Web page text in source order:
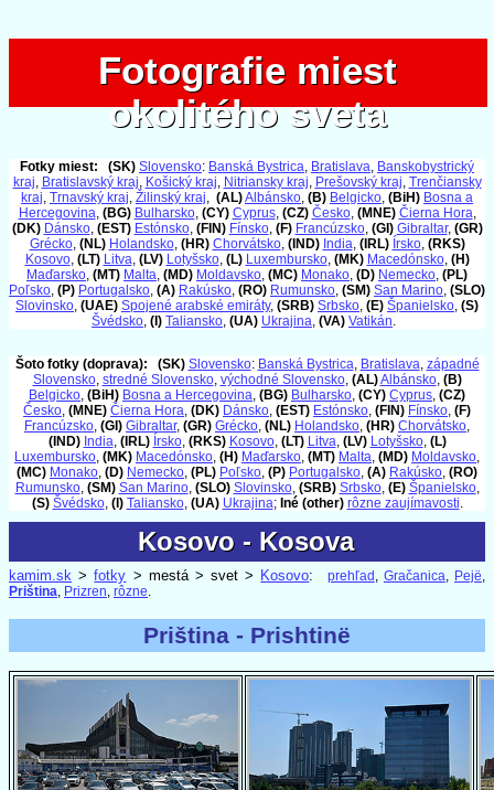
Fotografie miest
okolitého sveta
Fotografie miest
okolitého sveta
Fotky miest: (SK) Slovensko: Banská Bystrica, Bratislava, Banskobystrický
kraj, Bratislavský kraj, Košický kraj, Nitriansky kraj, Prešovský kraj, Trenčiansky
kraj, Trnavský kraj, Žilinský kraj, (AL)Albánsko, (B) Belgicko, (BiH) Bosna a
Hercegovina, (BG) Bulharsko, (CY) Cyprus, (CZ) Česko, (MNE) Čierna Hora,
(DK) Dánsko, (EST) Estónsko, (FIN) Fínsko, (F) Francúzsko, (GI) Gibraltar, (GR)
Grécko, (NL) Holandsko, (HR) Chorvátsko, (IND) India, (IRL) Írsko, (RKS)
Kosovo, (LT) Litva, (LV) Lotyšsko, (L) Luxembursko, (MK) Macedónsko, (H)
Maďarsko, (MT) Malta, (MD) Moldavsko, (MC) Monako, (D) Nemecko, (PL)
Poľsko, (P) Portugalsko, (A) Rakúsko, (RO) Rumunsko, (SM) San Marino, (SLO)
Slovinsko, (UAE) Spojené arabské emiráty, (SRB) Srbsko, (E) Španielsko, (S)
Švédsko, (I) Taliansko, (UA) Ukrajina, (VA) Vatikán.
Šoto fotky (doprava): (SK) Slovensko: Banská Bystrica, Bratislava, západné
Slovensko, stredné Slovensko, východné Slovensko, (AL)Albánsko, (B)
Belgicko, (BiH) Bosna a Hercegovina, (BG) Bulharsko, (CY) Cyprus, (CZ)
Česko, (MNE) Čierna Hora, (DK) Dánsko, (EST) Estónsko, (FIN) Fínsko, (F)
Francúzsko, (GI) Gibraltar, (GR) Grécko, (NL) Holandsko, (HR) Chorvátsko,
(IND) India, (IRL) Írsko, (RKS) Kosovo, (LT) Litva, (LV) Lotyšsko, (L)
Luxembursko, (MK) Macedónsko, (H) Maďarsko, (MT) Malta, (MD) Moldavsko,
(MC) Monako, (D) Nemecko, (PL) Poľsko, (P) Portugalsko, (A) Rakúsko, (RO)
Rumunsko, (SM) San Marino, (SLO) Slovinsko, (SRB) Srbsko, (E) Španielsko,
(S) Švédsko, (I) Taliansko, (UA) Ukrajina; Iné (other) rôzne zaujímavosti.
Kosovo - Kosova
Kosovo - Kosova
kamim.sk >fotky > mestá > svet > Kosovo: prehľad , Gračanica, Pejë,
Priština, Prizren, rôzne.
Priština - Prishtinë